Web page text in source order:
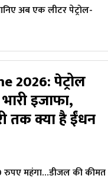
अब एक लीटर पेट्रोल-
2026: पेट्रोल
इजाफा,
तक क्या है ईंधन
रुपए महंगा…डीजल की कीमत